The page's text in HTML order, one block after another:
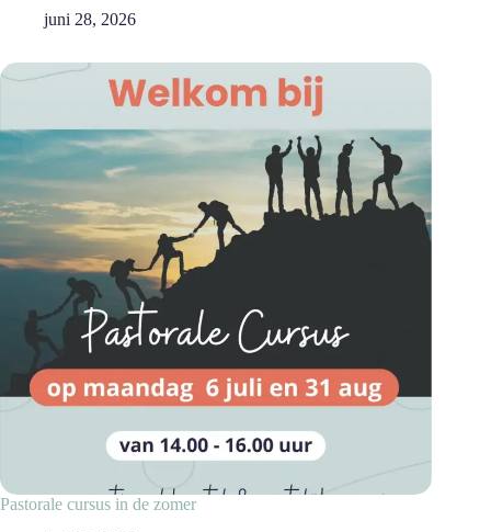
juni 28, 2026
Pastorale cursus in de zomer